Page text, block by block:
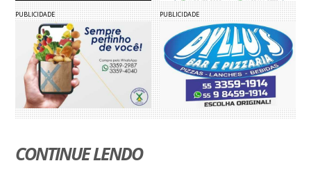
PUBLICIDADE PUBLICIDADE
CONTINUE LENDO